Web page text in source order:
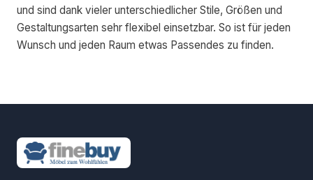
und sind dank vieler unterschiedlicher Stile, Größen und
Gestaltungsarten sehr flexibel einsetzbar. So ist für jeden
Wunsch und jeden Raum etwas Passendes zu finden.